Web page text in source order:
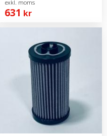
631 kr